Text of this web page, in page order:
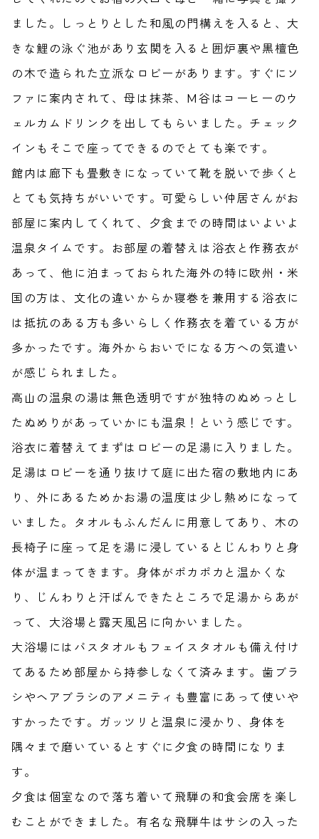
ました。しっとりとした和風の門構えを入ると、大
きな鯉の泳ぐ池があり玄関を入ると囲炉裏や黒檀色
の木で造られた立派なロビーがあります。すぐにソ
ファに案内されて、母は抹茶、M谷はコーヒーのウ
ェルカムドリンクを出してもらいました。チェック
インもそこで座ってできるのでとても楽です。
館内は廊下も畳敷きになっていて靴を脱いで歩くと
とても気持ちがいいです。可愛らしい仲居さんがお
部屋に案内してくれて、夕食までの時間はいよいよ
温泉タイムです。お部屋の着替えは浴衣と作務衣が
あって、他に泊まっておられた海外の特に欧州・米
国の方は、文化の違いからか寝巻を兼用する浴衣に
は抵抗のある方も多いらしく作務衣を着ている方が
多かったです。海外からおいでになる方への気遣い
が感じられました。
高山の温泉の湯は無色透明ですが独特のぬめっとし
たぬめりがあっていかにも温泉！という感じです。
浴衣に着替えてまずはロビーの足湯に入りました。
足湯はロビーを通り抜けて庭に出た宿の敷地内にあ
り、外にあるためかお湯の温度は少し熱めになって
いました。タオルもふんだんに用意してあり、木の
長椅子に座って足を湯に浸しているとじんわりと身
体が温まってきます。身体がポカポカと温かくな
り、じんわりと汗ばんできたところで足湯からあが
って、大浴場と露天風呂に向かいました。
大浴場にはバスタオルもフェイスタオルも備え付け
てあるため部屋から持参しなくて済みます。歯ブラ
シやヘアブラシのアメニティも豊富にあって使いや
すかったです。ガッツリと温泉に浸かり、身体を
隅々まで磨いているとすぐに夕食の時間になりま
す。
夕食は個室なので落ち着いて飛騨の和食会席を楽し
むことができました。有名な飛騨牛はサシの入った